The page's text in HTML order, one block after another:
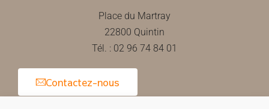
Place du Martray
22800 Quintin
Tél. : 02 96 74 84 01
Contactez-nous